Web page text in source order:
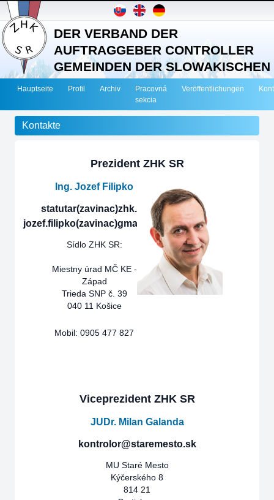
DER VERBAND DER
AUFTRAGGEBER CONTROLLER
GEMEINDEN DER SLOWAKISCHEN
REPUBLIK
Hauptseite Profil Archiv
Pracovná
sekcia
Veröffentlichungen
Kontakte
Prezident ZHK SR
Ing. Jozef Filipko
statutar(zavinac)zhk.sk
jozef.filipko(zavinac)gmail.com
Sídlo ZHK SR:
Miestny úrad MČ KE -
Západ
Trieda SNP č. 39
040 11 Košice
Mobil: 0905 477 827
Viceprezident ZHK SR
JUDr. Milan Galanda
kontrolor@staremesto.sk
MU Staré Mesto
Kýčerského 8
814 21